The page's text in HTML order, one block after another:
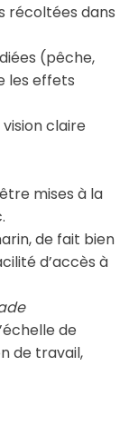
récoltées dans
(pêche,
les effets
claire
mises à la
de fait bien
d’accès à
de
de travail,